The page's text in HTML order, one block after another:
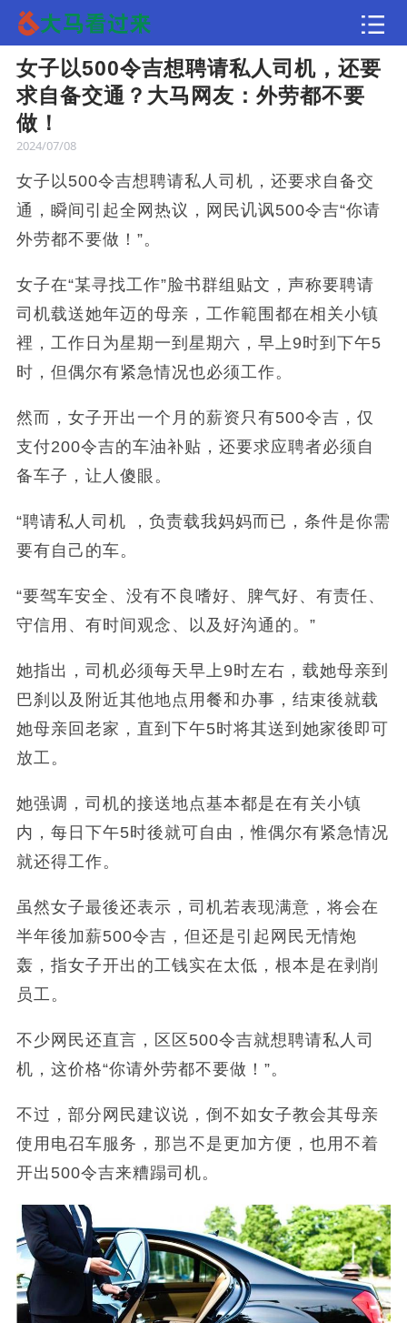
女子以500令吉想聘请私人司机，还要
求自备交通？大马网友：外劳都不要
做！
2024/07/08
女子以500令吉想聘请私人司机，还要求自备交
通，瞬间引起全网热议，网民讥讽500令吉“你请
外劳都不要做！”。
女子在“某寻找工作”脸书群组贴文，声称要聘请
司机载送她年迈的母亲，工作範围都在相关小镇
裡，工作日为星期一到星期六，早上9时到下午5
时，但偶尔有紧急情况也必须工作。
然而，女子开出一个月的薪资只有500令吉，仅
支付200令吉的车油补贴，还要求应聘者必须自
备车子，让人傻眼。
“聘请私人司机 ，负责载我妈妈而已，条件是你需
要有自己的车。
“要驾车安全、没有不良嗜好、脾气好、有责任、
守信用、有时间观念、以及好沟通的。”
她指出，司机必须每天早上9时左右，载她母亲到
巴刹以及附近其他地点用餐和办事，结束後就载
她母亲回老家，直到下午5时将其送到她家後即可
放工。
她强调，司机的接送地点基本都是在有关小镇
内，每日下午5时後就可自由，惟偶尔有紧急情况
就还得工作。
虽然女子最後还表示，司机若表现满意，将会在
半年後加薪500令吉，但还是引起网民无情炮
轰，指女子开出的工钱实在太低，根本是在剥削
员工。
不少网民还直言，区区500令吉就想聘请私人司
机，这价格“你请外劳都不要做！”。
不过，部分网民建议说，倒不如女子教会其母亲
使用电召车服务，那岂不是更加方便，也用不着
开出500令吉来糟蹋司机。
文章